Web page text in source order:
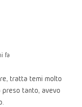
fa
tratta temi molto
preso tanto, avevo